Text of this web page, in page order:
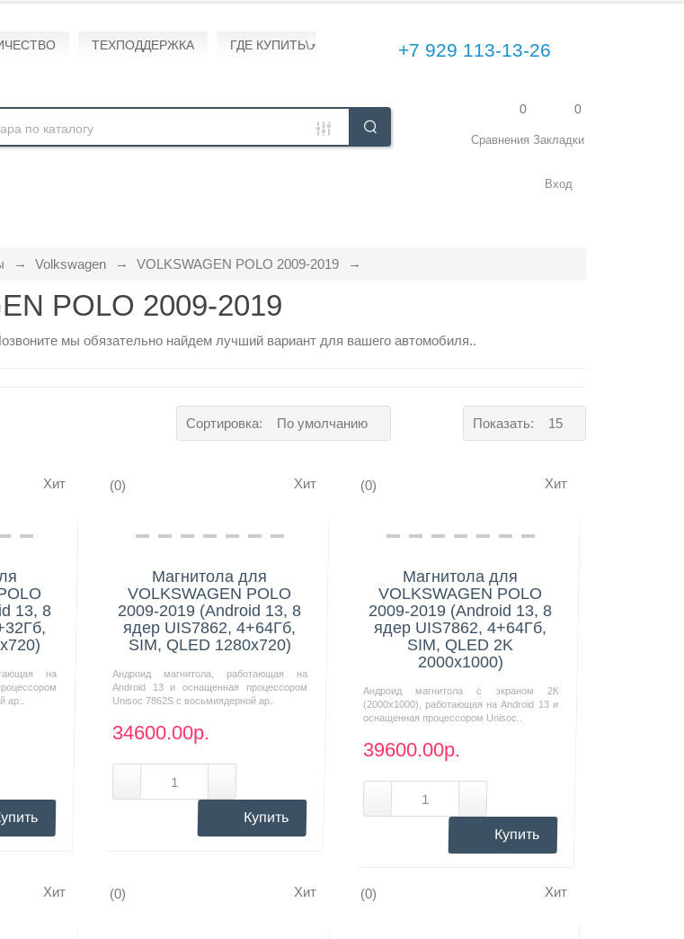
ТЕХПОДДЕРЖКА ГДЕ КУПИТЬ\УСТАНОВИТЬ +7 929 113-13-26
0
Закладки
0
Сравнения
Вход
Volkswagen VOLKSWAGEN POLO 2009-2019
POLO 2009-2019
мы обязательно найдем лучший вариант для вашего автомобиля..
Показать: 15
Сортировка: По умолчанию
Хит
13, 8
на
ар..
(0) Хит
Нашли дешевле?
Магнитола для
VOLKSWAGEN POLO
2009-2019 (Android 13, 8
ядер UIS7862, 4+64Гб,
SIM, QLED 1280x720)
Андроид магнитола, работающая на
Android 13 и оснащенная процессором
Unisoc 7862S с восьмиядерной ар..
34600.00р.
Купить
(0) Хит
Нашли дешевле?
Магнитола для
VOLKSWAGEN POLO
2009-2019 (Android 13, 8
ядер UIS7862, 4+64Гб,
SIM, QLED 2K
2000x1000)
Андроид магнитола с экраном 2К
(2000х1000), работающая на Android 13 и
оснащенная процессором Unisoc..
39600.00р.
Купить
Хит (0) Хит (0) Хит